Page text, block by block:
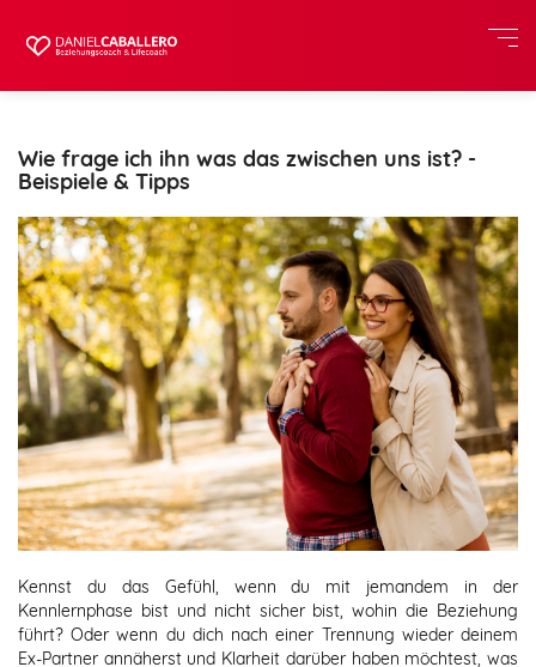
Wie frage ich ihn was das zwischen uns ist? -
Beispiele & Tipps
Kennst du das Gefühl, wenn du mit jemandem in der
Kennlernphase bist und nicht sicher bist, wohin die Beziehung
führt? Oder wenn du dich nach einer Trennung wieder deinem
Ex-Partner annäherst und Klarheit darüber haben möchtest, was